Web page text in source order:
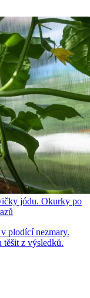
jódu. Okurky po
plodící nezmary.
těšit z výsledků.